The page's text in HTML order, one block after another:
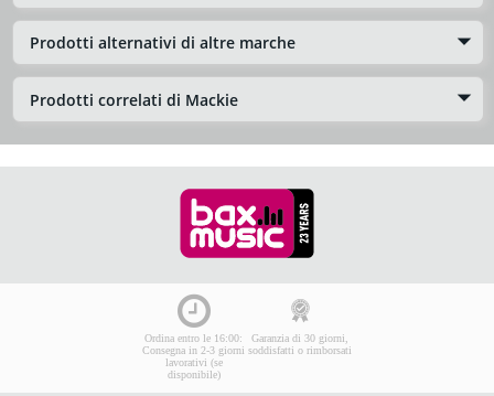
Prodotti alternativi di altre marche
Prodotti correlati di Mackie
Ordina entro le 16:00:
Consegna in 2-3 giorni
lavorativi (se
disponibile)
Garanzia di 30 giorni,
soddisfatti o rimborsati